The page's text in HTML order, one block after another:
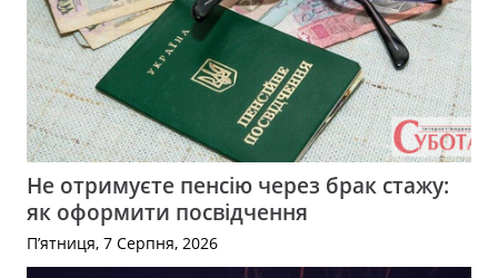
Не отримуєте пенсію через брак стажу:
як оформити посвідчення
П’ятниця, 7 Серпня, 2026